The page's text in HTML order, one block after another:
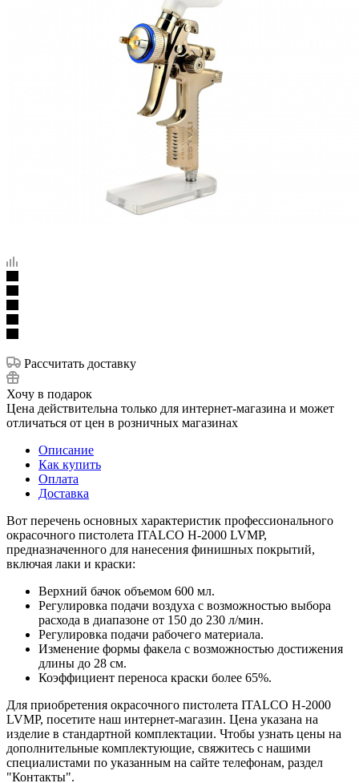
Рассчитать доставку
Хочу в подарок
Цена действительна только для интернет-магазина и может
отличаться от цен в розничных магазинах
Описание
Как купить
Оплата
Доставка
Вот перечень основных характеристик профессионального
окрасочного пистолета ITALCO H-2000 LVMP,
предназначенного для нанесения финишных покрытий,
включая лаки и краски:
Верхний бачок объемом 600 мл.
Регулировка подачи воздуха с возможностью выбора
расхода в диапазоне от 150 до 230 л/мин.
Регулировка подачи рабочего материала.
Изменение формы факела с возможностью достижения
длины до 28 см.
Коэффициент переноса краски более 65%.
Для приобретения окрасочного пистолета ITALCO H-2000
LVMP, посетите наш интернет-магазин. Цена указана на
изделие в стандартной комплектации. Чтобы узнать цены на
дополнительные комплектующие, свяжитесь с нашими
специалистами по указанным на сайте телефонам, раздел
"Контакты".